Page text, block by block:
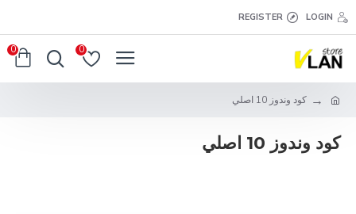
LOGIN
REGISTER
0
0
كود وندوز 10 اصلي
كود وندوز 10 اصلي